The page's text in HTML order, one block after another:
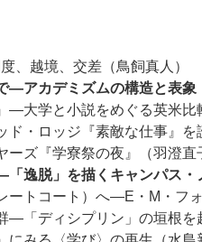
越境、交差（鳥飼真人）
―アカデミズムの構造と表象
大学と小説をめぐる英米比
ロッジ『素敵な仕事』を
ズ『学寮祭の夜』（羽澄直
逸脱」を描くキャンパス・
トコート）へ―E・M・フ
ディシプリン」の垣根を